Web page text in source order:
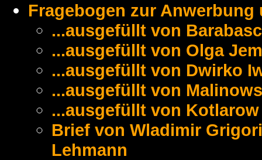
Fragebogen zur
...ausgefüllt von
...ausgefüllt von Olga
...ausgefüllt von Dwirko
...ausgefüllt von
...ausgefüllt von Kotlarow
Brief von Wladimir
Lehmann